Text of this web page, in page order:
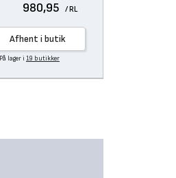
980,95 / RL
Afhent i butik
På lager i 19 butikker